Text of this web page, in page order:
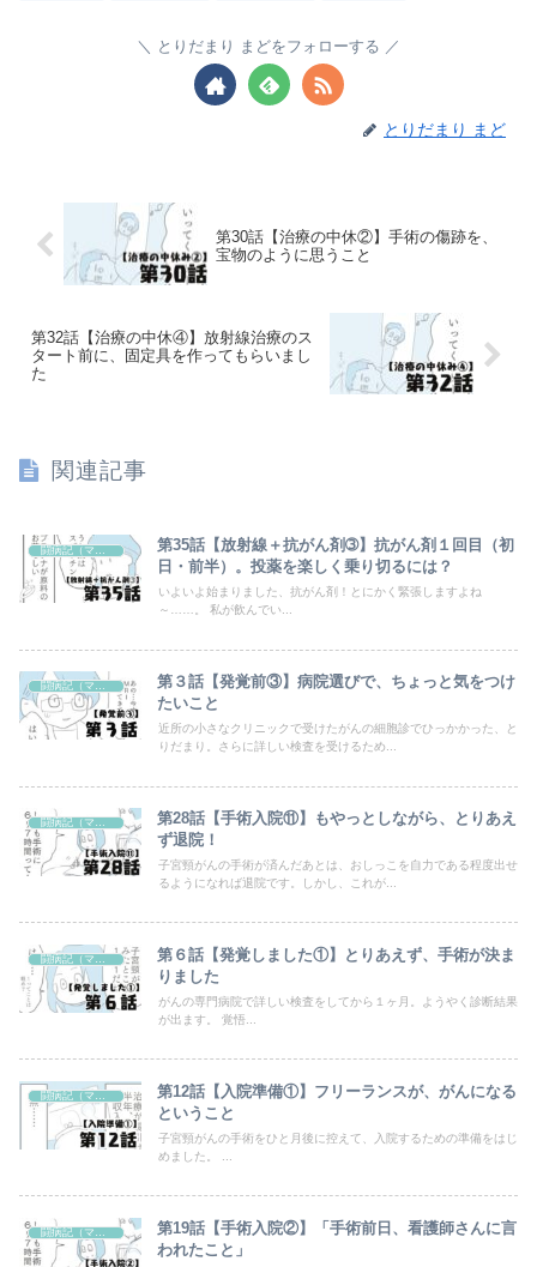
とりだまり まどをフォローする
とりだまり まど
第30話【治療の中休②】手術の傷跡を、
宝物のように思うこと
第32話【治療の中休④】放射線治療のス
タート前に、固定具を作ってもらいまし
た
関連記事
第35話【放射線＋抗がん剤➂】抗がん剤１回目（初
日・前半）。投薬を楽しく乗り切るには？
いよいよ始まりました、抗がん剤！とにかく緊張しますよね
～……。 私が飲んでい...
闘病記（マンガ）
第３話【発覚前③】病院選びで、ちょっと気をつけ
たいこと
近所の小さなクリニックで受けたがんの細胞診でひっかかった、と
りだまり。さらに詳しい検査を受けるため...
闘病記（マンガ）
第28話【手術入院⑪】もやっとしながら、とりあえ
ず退院！
子宮頸がんの手術が済んだあとは、おしっこを自力である程度出せ
るようになれば退院です。しかし、これが...
闘病記（マンガ）
第６話【発覚しました①】とりあえず、手術が決ま
りました
がんの専門病院で詳しい検査をしてから１ヶ月。ようやく診断結果
が出ます。 覚悟...
闘病記（マンガ）
第12話【入院準備①】フリーランスが、がんになる
ということ
子宮頸がんの手術をひと月後に控えて、入院するための準備をはじ
めました。 ...
第19話【手術入院②】「手術前日、看護師さんに言
われたこと」